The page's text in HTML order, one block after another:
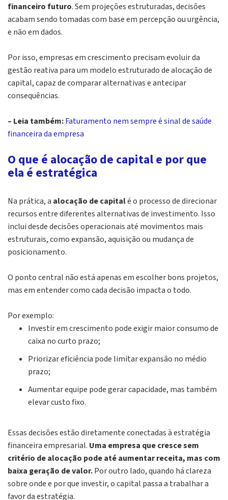
financeiro futuro. Sem projeções estruturadas, decisões
acabam sendo tomadas com base em percepção ou urgência,
e não em dados.
Por isso, empresas em crescimento precisam evoluir da
gestão reativa para um modelo estruturado de alocação de
capital, capaz de comparar alternativas e antecipar
consequências.
– Leia também:Faturamento nem sempre é sinal de saúde
financeira da empresa
O que é alocação de capital e por que
ela é estratégica
Na prática, a alocação de capitalé o processo de direcionar
recursos entre diferentes alternativas de investimento. Isso
inclui desde decisões operacionais até movimentos mais
estruturais, como expansão, aquisição ou mudança de
posicionamento.
O ponto central não está apenas em escolher bons projetos,
mas ementender como cada decisão impacta o todo.
Por exemplo:
Investir em crescimento pode exigir maior consumo de
caixa no curto prazo;
Priorizar eficiência pode limitar expansão no médio
prazo;
Aumentar equipe pode gerar capacidade, mas também
elevar custo fixo.
Essas decisões estão diretamente conectadas à estratégia
financeira empresarial. Uma empresa que cresce sem
critério de alocação pode até aumentar receita, mas com
baixa geração de valor.Por outro lado, quando há clareza
sobre onde e por que investir, o capital passa a trabalhar a
favor da estratégia.